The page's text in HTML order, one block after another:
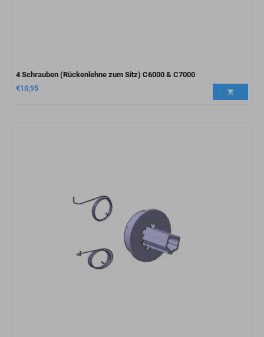
4 Schrauben (Rückenlehne zum Sitz) C6000 & C7000
€10,95